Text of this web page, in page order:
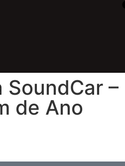
SoundCar –
de Ano